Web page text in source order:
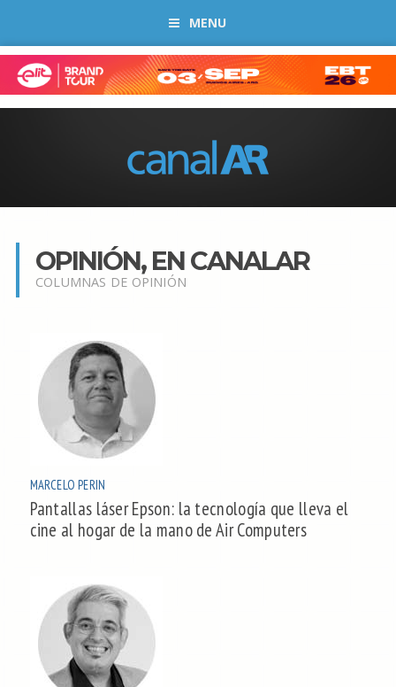
MENU
OPINIÓN, EN CANALAR
COLUMNAS DE OPINIÓN
MARCELO PERIN
Pantallas láser Epson: la tecnología que lleva el
cine al hogar de la mano de Air Computers